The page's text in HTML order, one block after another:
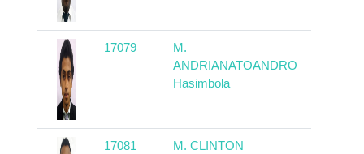
17079
M.
ANDRIANATOANDRO
Hasimbola
17081
M. CLINTON